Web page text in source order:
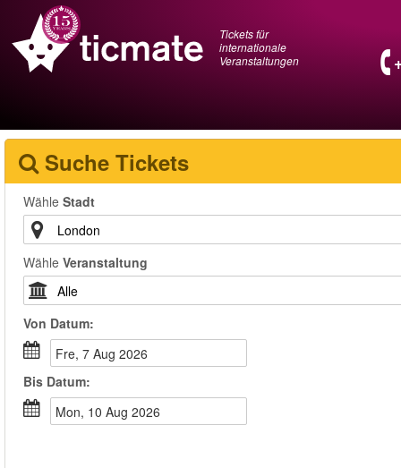
Tickets für
internationale
Veranstaltungen
Suche Tickets
Wähle Stadt
Wähle Veranstaltung
Von Datum:
Fre, 7 Aug 2026
Bis Datum:
Mon, 10 Aug 2026